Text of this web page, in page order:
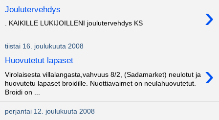
Joulutervehdys ›
. KAIKILLE LUKIJOILLENI joulutervehdys KS
tiistai 16. joulukuuta 2008
Huovutetut lapaset ›
Virolaisesta villalangasta,vahvuus 8/2, (Sadamarket) neulotut ja
huovutetu lapaset broidille. Nuottiavaimet on neulahuovutetut.
Broidi on ...
perjantai 12. joulukuuta 2008